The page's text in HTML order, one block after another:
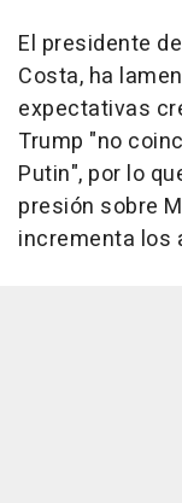
El presidente
Costa, ha
expectativas
Trump "no
Putin", por lo
presión sobre
incrementa los